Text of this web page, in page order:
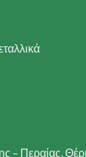
– Περαίας,